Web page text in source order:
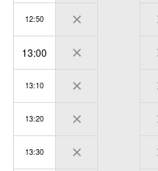
12:50
13:00
13:10
13:20
13:30